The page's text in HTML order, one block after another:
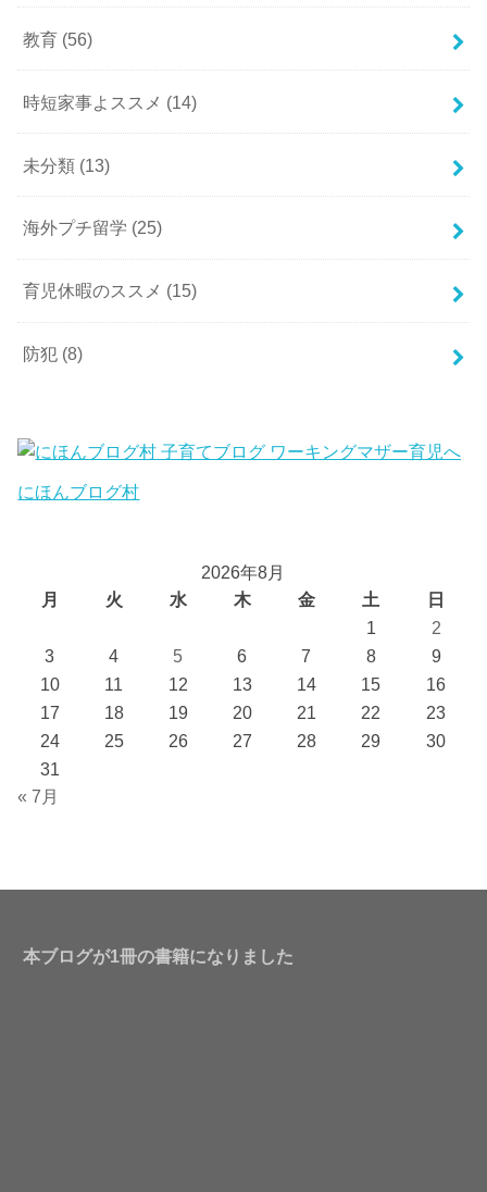
教育 (56)
時短家事よススメ (14)
未分類 (13)
海外プチ留学 (25)
育児休暇のススメ (15)
防犯 (8)
にほんブログ村
2026年8月
月
火 水 木 金 土
日
1
2
3
4 5 6 7 8
9
10
11 12 13 14 15
16
17
18 19 20 21 22
23
24
25 26 27 28 29
30
31
« 7月
本ブログが1冊の書籍になりました